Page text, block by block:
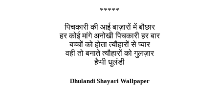
*****
पिचकारी की आई बाज़ारों में बौछार
हर कोई मांगे अनोखी पिचकारी हर बार
बच्चों को होता त्यौहारों से प्यार
वही तो बनाते त्यौहारों को गुलज़ार
हैप्पी धुलंडी
Dhulandi Shayari Wallpaper